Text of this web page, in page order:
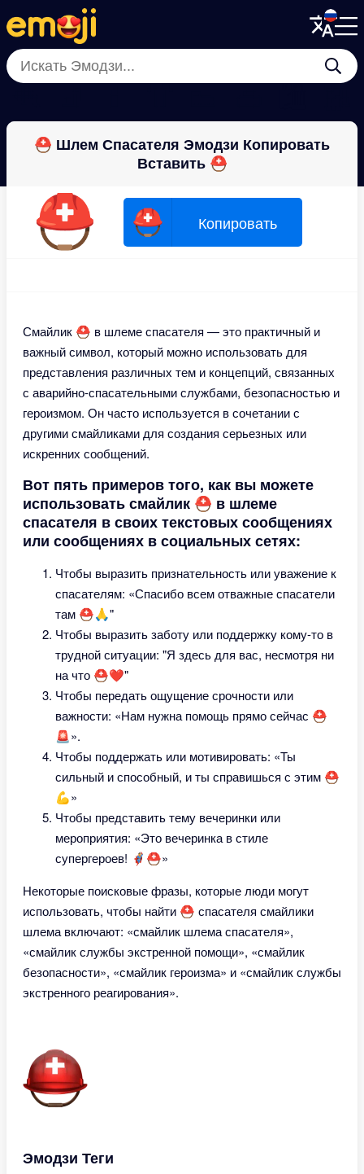
Menu
Close
Menu
Close
⛑ Шлем Спасателя Эмодзи Копировать
Вставить ⛑
⛑ ⛑ Копировать
Смайлик ⛑ в шлеме спасателя — это практичный и
важный символ, который можно использовать для
представления различных тем и концепций, связанных
с аварийно-спасательными службами, безопасностью и
героизмом. Он часто используется в сочетании с
другими смайликами для создания серьезных или
искренних сообщений.
Вот пять примеров того, как вы можете
использовать смайлик ⛑ в шлеме
спасателя в своих текстовых сообщениях
или сообщениях в социальных сетях:
Чтобы выразить признательность или уважение к
спасателям: «Спасибо всем отважные спасатели
там ⛑🙏"
Чтобы выразить заботу или поддержку кому-то в
трудной ситуации: "Я здесь для вас, несмотря ни
на что ⛑❤️"
Чтобы передать ощущение срочности или
важности: «Нам нужна помощь прямо сейчас ⛑
🚨».
Чтобы поддержать или мотивировать: «Ты
сильный и способный, и ты справишься с этим ⛑
💪»
Чтобы представить тему вечеринки или
мероприятия: «Это вечеринка в стиле
супергероев! 🦸‍♂️⛑»
Некоторые поисковые фразы, которые люди могут
использовать, чтобы найти ⛑ спасателя смайлики
шлема включают: «смайлик шлема спасателя»,
«смайлик службы экстренной помощи», «смайлик
безопасности», «смайлик героизма» и «смайлик службы
экстренного реагирования».
Эмодзи Теги